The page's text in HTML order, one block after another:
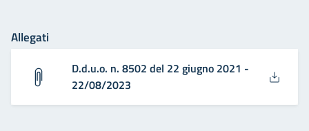
Allegati
D.d.u.o. n. 8502 del 22 giugno 2021 -
22/08/2023